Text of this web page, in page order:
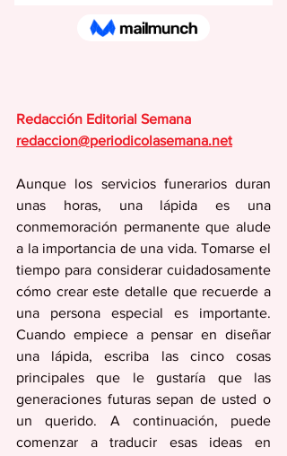
Redacción Editorial Semana
redaccion@periodicolasemana.net
Aunque los servicios funerarios duran
unas horas, una lápida es una
conmemoración permanente que alude
a la importancia de una vida. Tomarse el
tiempo para considerar cuidadosamente
cómo crear este detalle que recuerde a
una persona especial es importante.
Cuando empiece a pensar en diseñar
una lápida, escriba las cinco cosas
principales que le gustaría que las
generaciones futuras sepan de usted o
un querido. A continuación, puede
comenzar a traducir esas ideas en